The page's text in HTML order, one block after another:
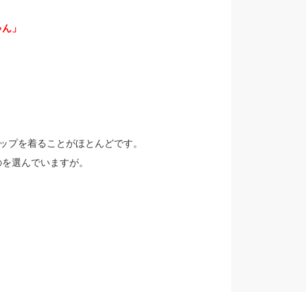
」
を着ることがほとんどです。
選んでいますが。